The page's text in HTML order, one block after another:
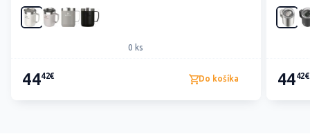
0 ks
4442€ Do košíka 4442€